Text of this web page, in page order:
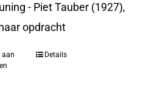
- Piet Tauber (1927),
opdracht
aan
Details